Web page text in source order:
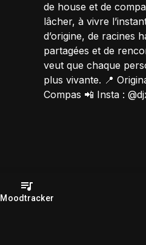
de house et de
lâcher, à vivre
d’origine, de racines
partagées et de
veut que chaque
plus vivante. 📍
Compas 📲 Insta :
Moodtracker